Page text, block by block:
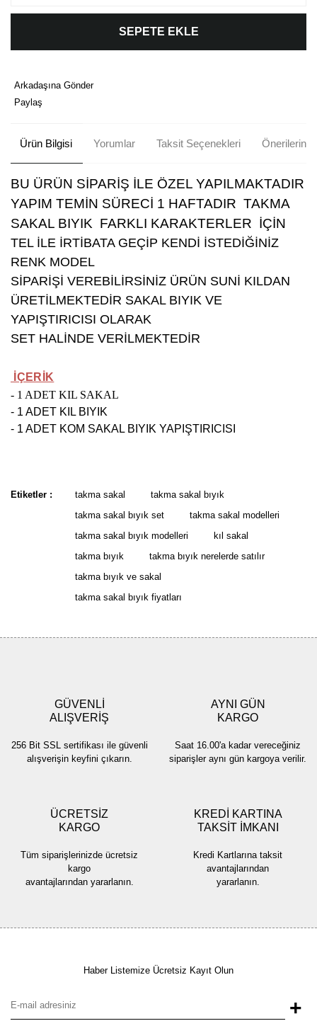
SEPETE EKLE
Arkadaşına Gönder
Paylaş
Ürün Bilgisi Yorumlar Taksit Seçenekleri Önerileriniz
BU ÜRÜN SİPARİŞ İLE ÖZEL YAPILMAKTADIR
YAPIM TEMİN SÜRECİ 1 HAFTADIR TAKMA
SAKAL BIYIK FARKLI KARAKTERLER İÇİN
TEL İLE İRTİBATA GEÇİP KENDİ İSTEDİĞİNİZ
RENK MODEL
SİPARİŞİ VEREBİLİRSİNİZ ÜRÜN SUNİ KILDAN
ÜRETİLMEKTEDİR SAKAL BIYIK VE
YAPIŞTIRICISI OLARAK
SET HALİNDE VERİLMEKTEDİR
İÇERİK
- 1 ADET KIL SAKAL
- 1 ADET KIL BIYIK
- 1 ADET KOM SAKAL BIYIK YAPIŞTIRICISI
Bu ürüne ilk yorumu siz yapın!
Yorum Yaz
tarafımıza iletebilirsiniz.
Ürün resmi kalitesiz, bozuk veya görüntülenemiyor.
Ürün açıklamasında eksik bilgiler bulunuyor.
Ürün bilgilerinde hatalar bulunuyor.
Ürün fiyatı diğer sitelerden daha pahalı.
Etiketler : takma sakal
takma sakal bıyık
takma sakal bıyık set
takma sakal modelleri
takma sakal bıyık modelleri
kıl sakal
takma bıyık
takma bıyık nerelerde satılır
takma bıyık ve sakal
takma sakal bıyık fiyatları
GÜVENLİ
ALIŞVERİŞ
256 Bit SSL sertifikası ile güvenli
alışverişin keyfini çıkarın.
AYNI GÜN
KARGO
Saat 16.00'a kadar vereceğiniz
siparişler aynı gün kargoya verilir.
ÜCRETSİZ
KARGO
Tüm siparişlerinizde ücretsiz
kargo
avantajlarından yararlanın.
KREDİ KARTINA
TAKSİT İMKANI
Kredi Kartlarına taksit
avantajlarından
yararlanın.
Haber Listemize Ücretsiz Kayıt Olun
+